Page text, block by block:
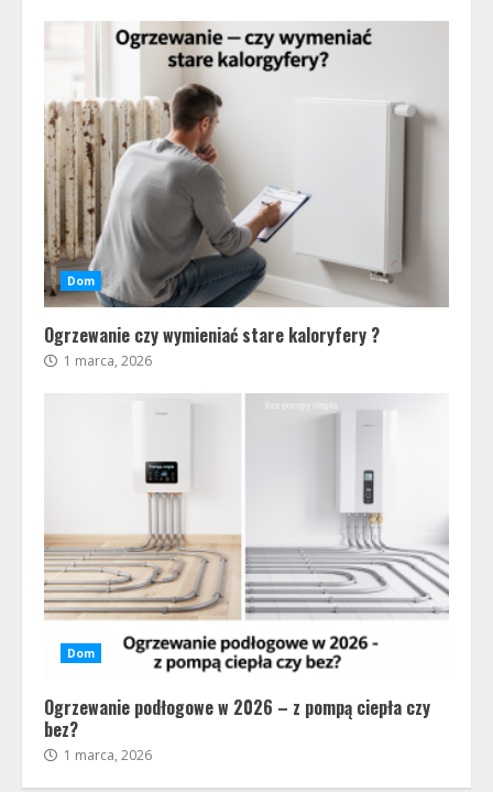
Dom
Ogrzewanie czy wymieniać stare kaloryfery ?
1 marca, 2026
Dom
Ogrzewanie podłogowe w 2026 – z pompą ciepła czy
bez?
1 marca, 2026